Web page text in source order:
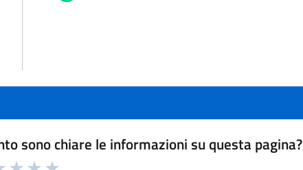
sono chiare le informazioni su questa pagina?
1 a 5 stelle la pagina